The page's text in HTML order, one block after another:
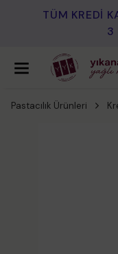
TÜM KREDİ
3
Pastacılık Ürünleri